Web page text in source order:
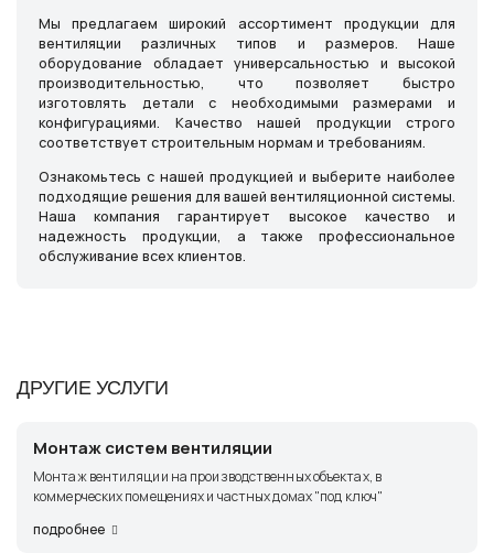
Мы предлагаем широкий ассортимент продукции для
вентиляции различных типов и размеров. Наше
оборудование обладает универсальностью и высокой
производительностью, что позволяет быстро
изготовлять детали с необходимыми размерами и
конфигурациями. Качество нашей продукции строго
соответствует строительным нормам и требованиям.
Ознакомьтесь с нашей продукцией и выберите наиболее
подходящие решения для вашей вентиляционной системы.
Наша компания гарантирует высокое качество и
надежность продукции, а также профессиональное
обслуживание всех клиентов.
ДРУГИЕ УСЛУГИ
Монтаж систем вентиляции
Монтаж вентиляции на производственных объектах, в
коммерческих помещениях и частных домах "под ключ"
подробнее